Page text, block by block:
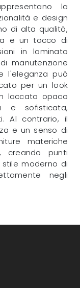
la
e design
di alta qualità,
e un tocco di
in laminato
manutenzione
l'eleganza può
per un look
laccato opaco
e sofisticata,
Al contrario, il
e un senso di
materiche
creando punti
stile moderno di
negli